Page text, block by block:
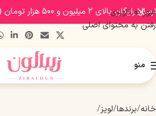
عبور به ناوبری
رفتن به محتوای اصلی
منو
خانه برندها لویز
ارسال رایگان بالای 2 میلیون و 500 هزار تومان (تا 5 کیلوگرم)